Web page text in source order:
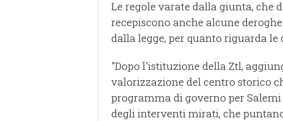
Le regole varate dalla giunta, che
recepiscono anche alcune
dalla legge, per quanto riguarda
"Dopo l'istituzione della Ztl,
valorizzazione del centro storico
programma di governo per
degli interventi mirati, che